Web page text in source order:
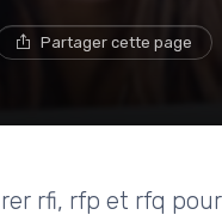
Partager cette page
rfi, rfp et rfq pour